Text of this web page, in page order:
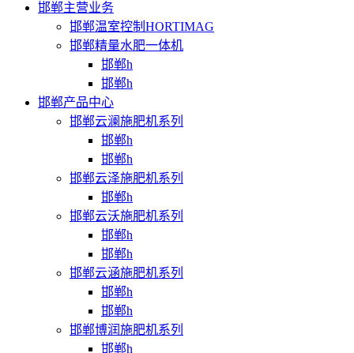
邯郸主营业务
邯郸温室控制HORTIMAG
邯郸精量水肥一体机
邯郸h
邯郸h
邯郸产品中心
邯郸云澜施肥机系列
邯郸h
邯郸h
邯郸云泽施肥机系列
邯郸h
邯郸云沃施肥机系列
邯郸h
邯郸h
邯郸云涵施肥机系列
邯郸h
邯郸h
邯郸博润施肥机系列
邯郸h